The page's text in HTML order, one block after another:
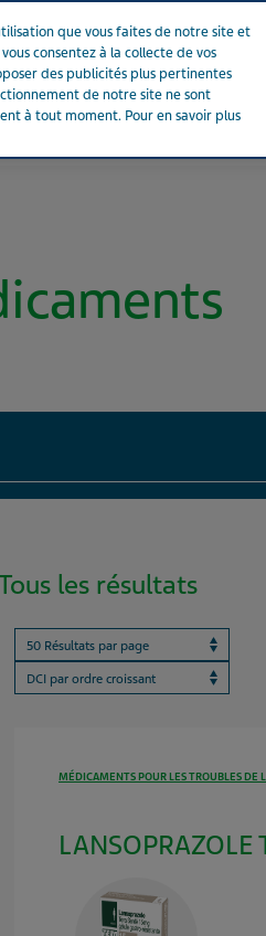
les résultats
Results per page
ProductBrandName
MÉDICAMENTS POUR LES TROUBLES DE
que vous faites de notre site et
consentez à la collecte de vos
des publicités plus pertinentes
de notre site ne sont
à tout moment. Pour en savoir plus